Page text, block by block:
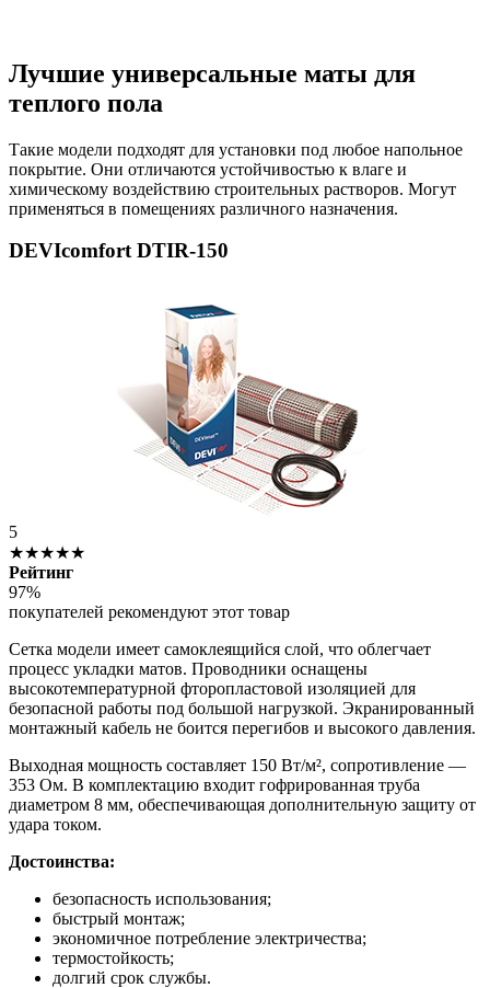
Лучшие универсальные маты для
теплого пола
Такие модели подходят для установки под любое напольное
покрытие. Они отличаются устойчивостью к влаге и
химическому воздействию строительных растворов. Могут
применяться в помещениях различного назначения.
DEVIcomfort DTIR-150
5
★★★★★
Рейтинг
97%
покупателей рекомендуют этот товар
Сетка модели имеет самоклеящийся слой, что облегчает
процесс укладки матов. Проводники оснащены
высокотемпературной фторопластовой изоляцией для
безопасной работы под большой нагрузкой. Экранированный
монтажный кабель не боится перегибов и высокого давления.
Выходная мощность составляет 150 Вт/м², сопротивление —
353 Ом. В комплектацию входит гофрированная труба
диаметром 8 мм, обеспечивающая дополнительную защиту от
удара током.
Достоинства:
безопасность использования;
быстрый монтаж;
экономичное потребление электричества;
термостойкость;
долгий срок службы.